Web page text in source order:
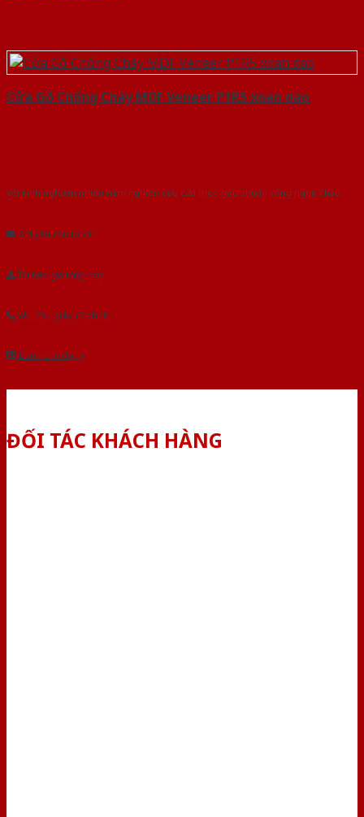
Cửa Gỗ Chống Cháy MDF Veneer P1R5 xoan dao
Với kinh nghiệm nhiêu năm nghiên cứu cửa theo tiêu chuẩn công nghệ Châu
Gửi yêu cầu tư vấn
Tải báo giá tổng hợp
Yêu cầu gọi lại (3 phút)
Dành cho đại lý
ĐỐI TÁC KHÁCH HÀNG